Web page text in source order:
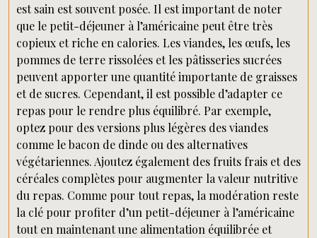
est sain est souvent posée. Il est important de noter
que le petit-déjeuner à l’américaine peut être très
copieux et riche en calories. Les viandes, les œufs, les
pommes de terre rissolées et les pâtisseries sucrées
peuvent apporter une quantité importante de graisses
et de sucres. Cependant, il est possible d’adapter ce
repas pour le rendre plus équilibré. Par exemple,
optez pour des versions plus légères des viandes
comme le bacon de dinde ou des alternatives
végétariennes. Ajoutez également des fruits frais et des
céréales complètes pour augmenter la valeur nutritive
du repas. Comme pour tout repas, la modération reste
la clé pour profiter d’un petit-déjeuner à l’américaine
tout en maintenant une alimentation équilibrée et